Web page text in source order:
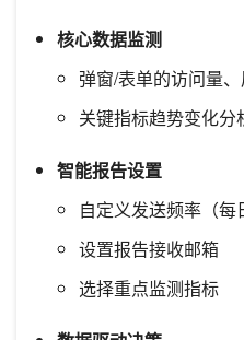
核心数据监测
弹窗/表单的访问量
关键指标趋势变化分
智能报告设置
自定义发送频率（每
设置报告接收邮箱
选择重点监测指标